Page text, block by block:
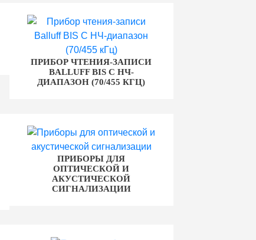
ПРИБОР ЧТЕНИЯ-ЗАПИСИ
BALLUFF BIS C НЧ-
ДИАПАЗОН (70/455 КГЦ)
ПРИБОРЫ ДЛЯ
ОПТИЧЕСКОЙ И
АКУСТИЧЕСКОЙ
СИГНАЛИЗАЦИИ